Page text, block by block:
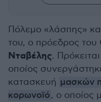
Πόλεμο «λάσπης»
του, ο πρόεδρος του
Νταβέλης.
οποίος
κατασκευή μασκών
κορωνοϊό, ο οποίος